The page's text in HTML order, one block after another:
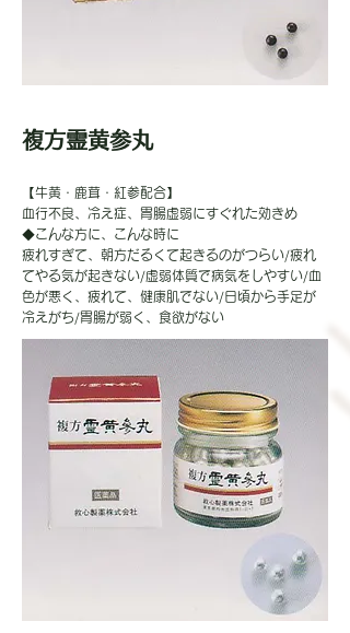
複方霊黄参丸
【牛黄・鹿茸・紅参配合】
血行不良、冷え症、胃腸虚弱にすぐれた効きめ
◆こんな方に、こんな時に
疲れすぎて、朝方だるくて起きるのがつらい/疲れ
てやる気が起きない/虚弱体質で病気をしやすい/血
色が悪く、疲れて、健康肌でない/日頃から手足が
冷えがち/胃腸が弱く、食欲がない